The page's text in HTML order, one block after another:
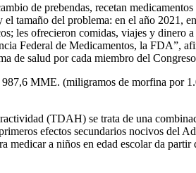
de prebendas, recetan
tamaño del problema: en el año 2021,
les ofrecieron comidas, viajes y dinero
Federal de Medicamentos, la FDA”,
de salud por cada miembro del
MME. (miligramos de morfina por
(TDAH) se trata de una
efectos secundarios nocivos del
a niños en edad escolar da